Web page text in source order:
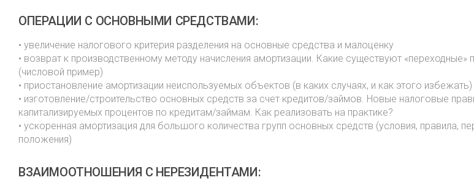
ОПЕРАЦИИ С ОСНОВНЫМИ СРЕДСТВАМИ:
• увеличение налогового критерия разделения на основные средства и малоценку
• возврат к производственному методу начисления амортизации. Какие существуют «переходные»
(числовой пример)
• приостановление амортизации неиспользуемых объектов (в каких случаях, и как этого избежать)
• изготовление/строительство основных средств за счет кредитов/займов. Новые налоговые
капитализируемых процентов по кредитам/займам. Как реализовать на практике?
• ускоренная амортизация для большого количества групп основных средств (условия, правила,
положения)
ВЗАИМООТНОШЕНИЯ С НЕРЕЗИДЕНТАМИ: